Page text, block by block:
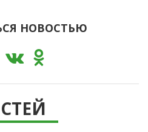
НОВОСТЬЮ